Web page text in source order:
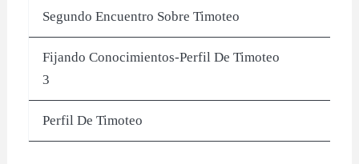
Segundo Encuentro Sobre Timoteo
Fijando Conocimientos-Perfil De Timoteo
3
Perfil De Timoteo